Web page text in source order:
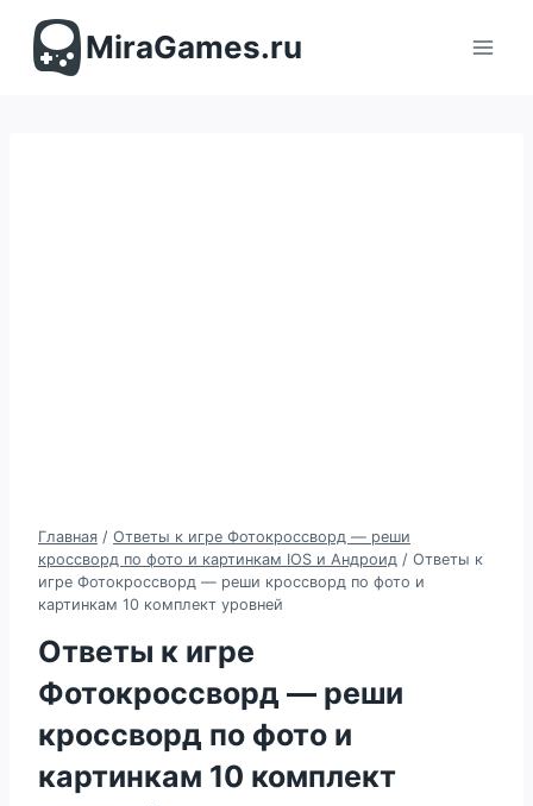
содержимомуMiraGames.ru
Главная / Ответы к игре Фотокроссворд — реши
кроссворд по фото и картинкам IOS и Андроид / Ответы к
игре Фотокроссворд — реши кроссворд по фото и
картинкам 10 комплект уровней
Ответы к игре
Фотокроссворд — реши
кроссворд по фото и
картинкам 10 комплект